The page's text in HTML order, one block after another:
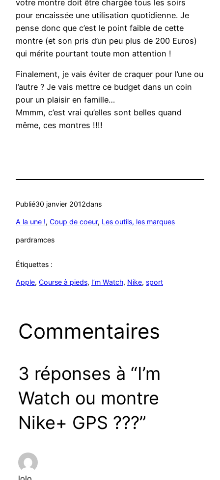
votre montre doit être chargée tous les soirs
pour encaissée une utilisation quotidienne. Je
pense donc que c’est le point faible de cette
montre (et son pris d’un peu plus de 200 Euros)
qui mérite pourtant toute mon attention !
Finalement, je vais éviter de craquer pour l’une ou
l’autre ? Je vais mettre ce budget dans un coin
pour un plaisir en famille…
Mmmm, c’est vrai qu’elles sont belles quand
même, ces montres !!!!
Publié30 janvier 2012dans
A la une !, Coup de coeur, Les outils, les marques
pardramces
Étiquettes :
Apple, Course à pieds, I’m Watch, Nike, sport
Commentaires
3 réponses à “I’m
Watch ou montre
Nike+ GPS ???”